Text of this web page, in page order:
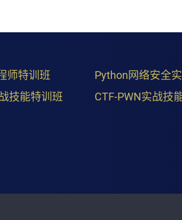
师特训班
Python网络安全
技能特训班
CTF-PWN实战技